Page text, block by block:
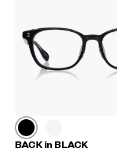
BACK in BLACK